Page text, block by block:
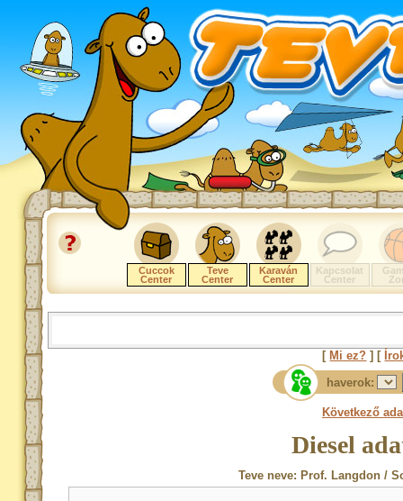
Cuccok
Center
Teve
Center
Karaván
Center
Kapcsolat
Center
[ Mi ez? ] [
haverok:
Következő
Diesel
Teve neve: Prof. Langdon /